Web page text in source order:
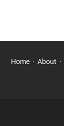
Home About